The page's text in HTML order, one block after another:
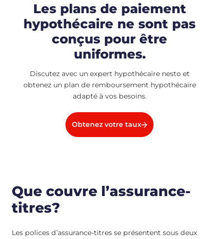
Les plans de paiement
hypothécaire ne sont pas
conçus pour être
uniformes.
Discutez avec un expert hypothécaire nesto et
obtenez un plan de remboursement hypothécaire
adapté à vos besoins.
Obtenez votre taux
Que couvre l’assurance-
titres?
Les polices d’assurance-titres se présentent sous deux